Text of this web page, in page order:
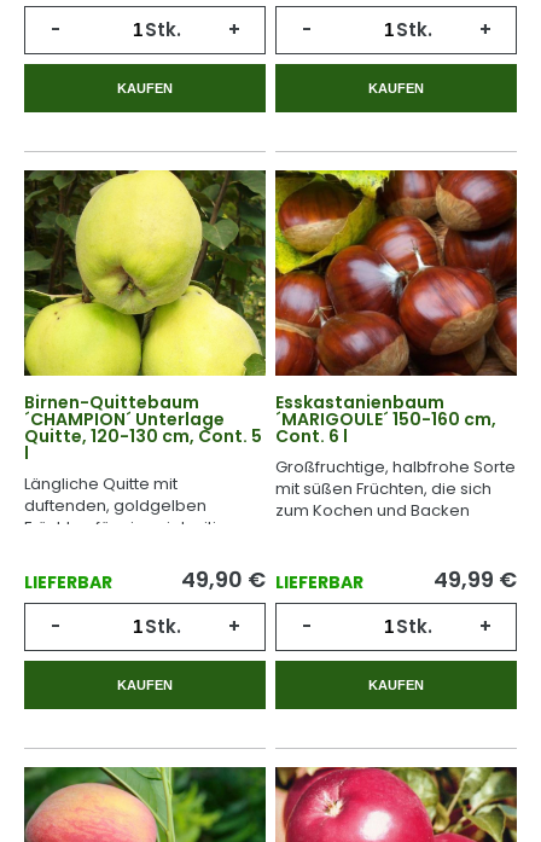
- Stk. +
KAUFEN
- Stk. +
KAUFEN
Birnen-Quittebaum
´CHAMPION´ Unterlage
Quitte, 120-130 cm, Cont. 5
l
Längliche Quitte mit
duftenden, goldgelben
Früchten für eine vielseitige
LIEFERBAR 49,90 €
- Stk. +
KAUFEN
Esskastanienbaum
´MARIGOULE´ 150-160 cm,
Cont. 6 l
Großfruchtige, halbfrohe Sorte
mit süßen Früchten, die sich
zum Kochen und Backen
LIEFERBAR 49,99 €
- Stk. +
KAUFEN